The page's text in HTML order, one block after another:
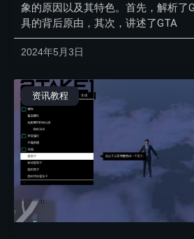
象的原因以及其特色。首先，解析了
具的背后原由，其次，讲述了GTA
2024年5月3日
资讯教程